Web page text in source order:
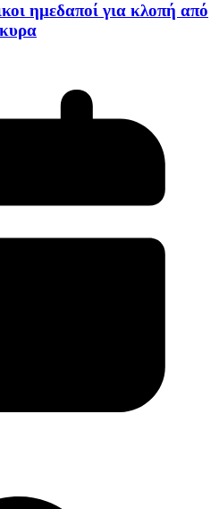
ημεδαποί για κλοπή από